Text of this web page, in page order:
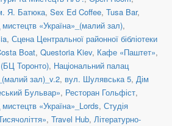
Я. Батюка, Sex Ed Coffee, Tusa Bar,
«Україна»_(малий зал),
, Сцена Центральної районної бібліотеки
Boat, Questoria Kiev, Кафе «Паштет»,
Торонто), Національний палац
зал)_v.2, вул. Шулявська 5, Дім
Бульвар», Ресторан Гольфіст,
«Україна»_Lords, Студія
, Travel Hub, Літературно-